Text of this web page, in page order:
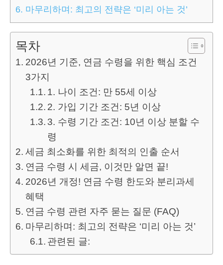
6. 마무리하며: 최고의 전략은 ‘미리 아는 것’
목차
2026년 기준, 연금 수령을 위한 핵심 조건
3가지
1. 나이 조건: 만 55세 이상
2. 가입 기간 조건: 5년 이상
3. 수령 기간 조건: 10년 이상 분할 수
령
세금 최소화를 위한 최적의 인출 순서
연금 수령 시 세금, 이것만 알면 끝!
2026년 개정! 연금 수령 한도와 분리과세
혜택
연금 수령 관련 자주 묻는 질문 (FAQ)
마무리하며: 최고의 전략은 ‘미리 아는 것’
관련된 글: